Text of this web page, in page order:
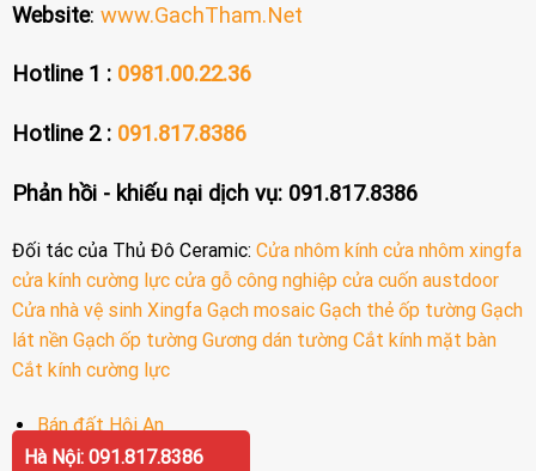
Website: www.GachTham.Net
Hotline 1 : 0981.00.22.36
Hotline 2 : 091.817.8386
Phản hồi - khiếu nại dịch vụ: 091.817.8386
Đối tác của Thủ Đô Ceramic: Cửa nhôm kính cửa nhôm xingfa
cửa kính cường lực cửa gỗ công nghiệp cửa cuốn austdoor
Cửa nhà vệ sinh Xingfa Gạch mosaic Gạch thẻ ốp tường Gạch
lát nền Gạch ốp tường Gương dán tường Cắt kính mặt bàn
Cắt kính cường lực
Bán đất Hội An
Bán biệt thự Hội An
Hà Nội: 091.817.8386